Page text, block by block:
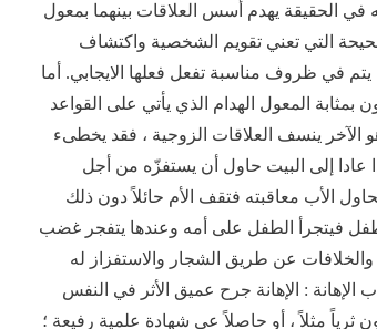
الحقيقة يهدم أسس العلاقات بينهما بمعول
التي تعني تقويم الشخصية واكتشاف
في ظروف مناسبة تفعل فعلها الايجابي. أما
المعول الهدام الذي يأتي على القواعد
الآخر ينسف العلاقات الزوجية ، فقد يخطىء
عادا إلى البيت حاول أن يستفزّه من أجل
الأب معاقبته فتقف الأم حائلاً دون ذلك
فيتجرأ الطفل على أمه وعندها يتفجر غضب
عن طريق الشجار والاستفزاز له
الإهانة : الإهانة جرح عميق الأثر في النفس
مثلاً ، أو حاصلاً عى شهادة علمية رفيعة ؛